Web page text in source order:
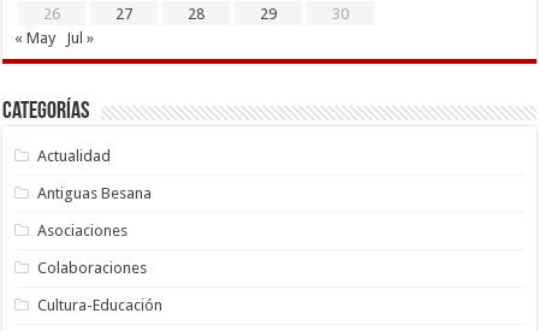
26
27 28 29
30
« May
Jul »
Categorías
Actualidad
Antiguas Besana
Asociaciones
Colaboraciones
Cultura-Educación